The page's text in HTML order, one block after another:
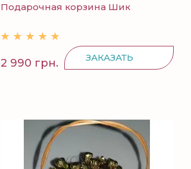
Подарочная корзина Шик
2 990 грн. ЗАКАЗАТЬ